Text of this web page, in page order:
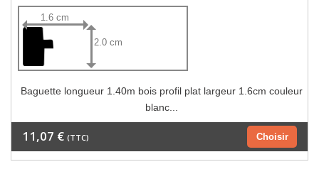
1.6 cm
2.0 cm
Baguette longueur 1.40m bois profil plat largeur 1.6cm couleur
blanc...
Choisir
11,07 € (TTC)